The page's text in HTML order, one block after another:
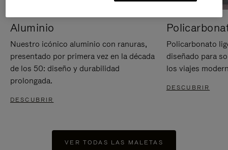
Aluminio
Nuestro icónico aluminio con ranuras,
presentado por primera vez en la década
de los 50: diseño y durabilidad
prolongada.
DESCUBRIR
Policarbonato
diseñado para
los viajes
DESCUBRIR
VER TODAS LAS MALETAS